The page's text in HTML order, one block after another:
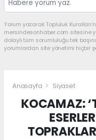
Yorum yazarak Topluluk
mersindesonhaber.com sitesine
dolaylı tüm sorumluluğu tek
yorumlardan site yönetimi hiçbir
Anasayfa Siyaset
KOCAMAZ: